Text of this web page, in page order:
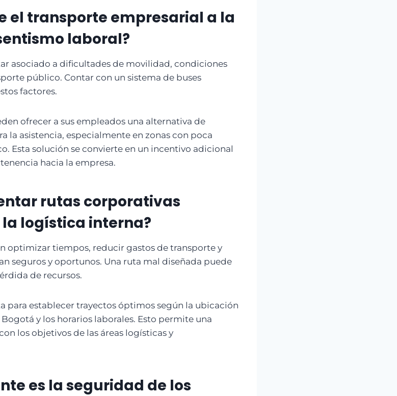
el transporte empresarial a la
laboral?
asociado a dificultades de movilidad, condiciones
público. Contar con un sistema de buses
factores.
ofrecer a sus empleados una alternativa de
la asistencia, especialmente en zonas con poca
Esta solución se convierte en un incentivo adicional
hacia la empresa.
rutas corporativas
logística interna?
optimizar tiempos, reducir gastos de transporte y
seguros y oportunos. Una ruta mal diseñada puede
de recursos.
para establecer trayectos óptimos según la ubicación
y los horarios laborales. Esto permite una
los objetivos de las áreas logísticas y
es la seguridad de los